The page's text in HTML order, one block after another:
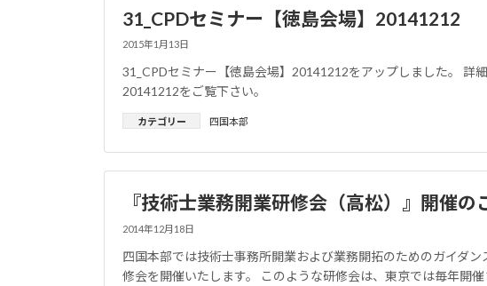
31_CPDセミナー【徳島会場】20141212
2015年1月13日
31_CPDセミナー【徳島会場】20141212をアップしました。 詳
20141212をご覧下さい。
カテゴリー 四国本部
『技術士業務開業研修会（高松）』開催の
2014年12月18日
四国本部では技術士事務所開業および業務開拓のためのガイダ
修会を開催いたします。 このような研修会は、東京では毎年開